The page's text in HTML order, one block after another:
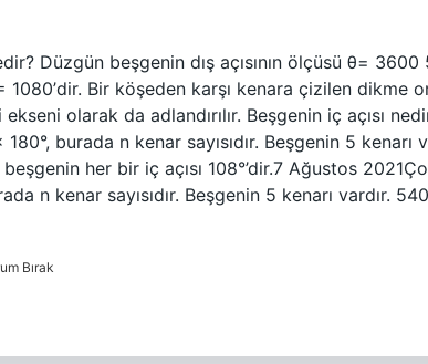
Düzgün beşgenin dış açısının ölçüsü θ= 3600
Bir köşeden karşı kenara çizilen dikme
olarak da adlandırılır. Beşgenin iç açısı
180°, burada n kenar sayısıdır. Beşgenin 5 kenarı
her bir iç açısı 108°’dir.7 Ağustos
n kenar sayısıdır. Beşgenin 5 kenarı vardır.
Bırak